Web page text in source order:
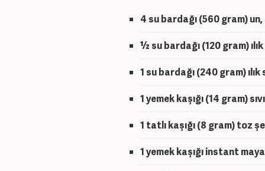
4 su bardağı (560 gram) un,
½ su bardağı (120 gram)
1 su bardağı (240 gram) ılık
1 yemek kaşığı (14 gram)
1 tatlı kaşığı (8 gram) toz
1 yemek kaşığı instant